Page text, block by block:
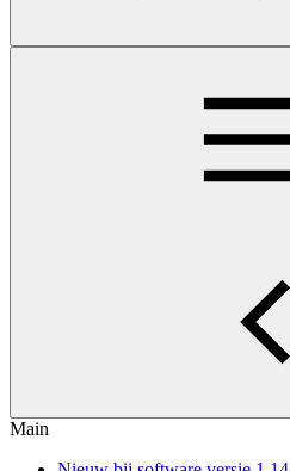
Main